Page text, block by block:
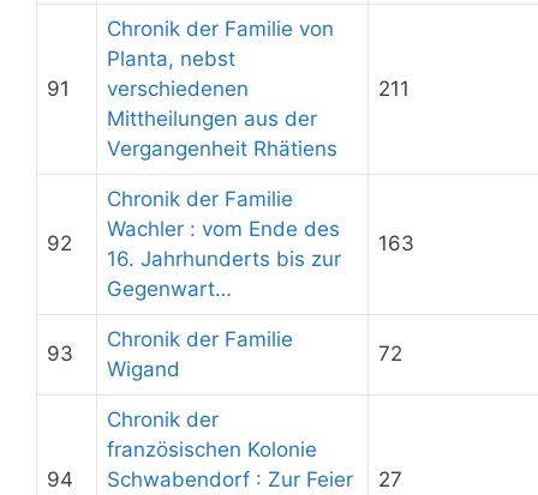
91
Chronik der Familie von
Planta, nebst
verschiedenen
Mittheilungen aus der
Vergangenheit Rhätiens
211
92
Chronik der Familie
Wachler : vom Ende des
16. Jahrhunderts bis zur
Gegenwart…
163
93
Chronik der Familie
Wigand
72
94
Chronik der
französischen Kolonie
Schwabendorf : Zur Feier
27